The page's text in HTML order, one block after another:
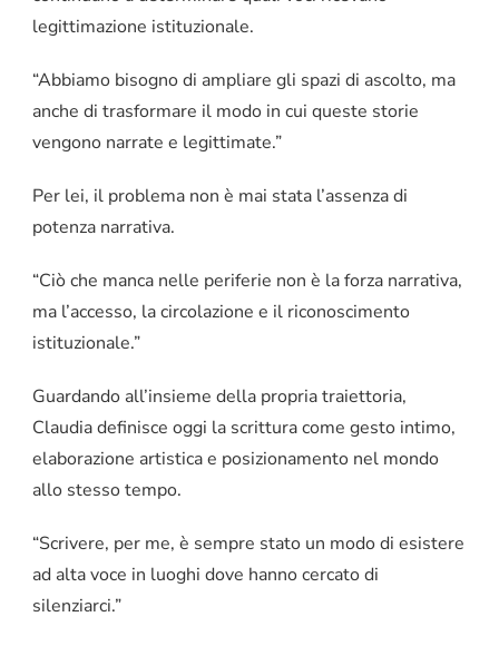
legittimazione istituzionale.
“Abbiamo bisogno di ampliare gli spazi di ascolto, ma
anche di trasformare il modo in cui queste storie
vengono narrate e legittimate.”
Per lei, il problema non è mai stata l’assenza di
potenza narrativa.
“Ciò che manca nelle periferie non è la forza narrativa,
ma l’accesso, la circolazione e il riconoscimento
istituzionale.”
Guardando all’insieme della propria traiettoria,
Claudia definisce oggi la scrittura come gesto intimo,
elaborazione artistica e posizionamento nel mondo
allo stesso tempo.
“Scrivere, per me, è sempre stato un modo di esistere
ad alta voce in luoghi dove hanno cercato di
silenziarci.”